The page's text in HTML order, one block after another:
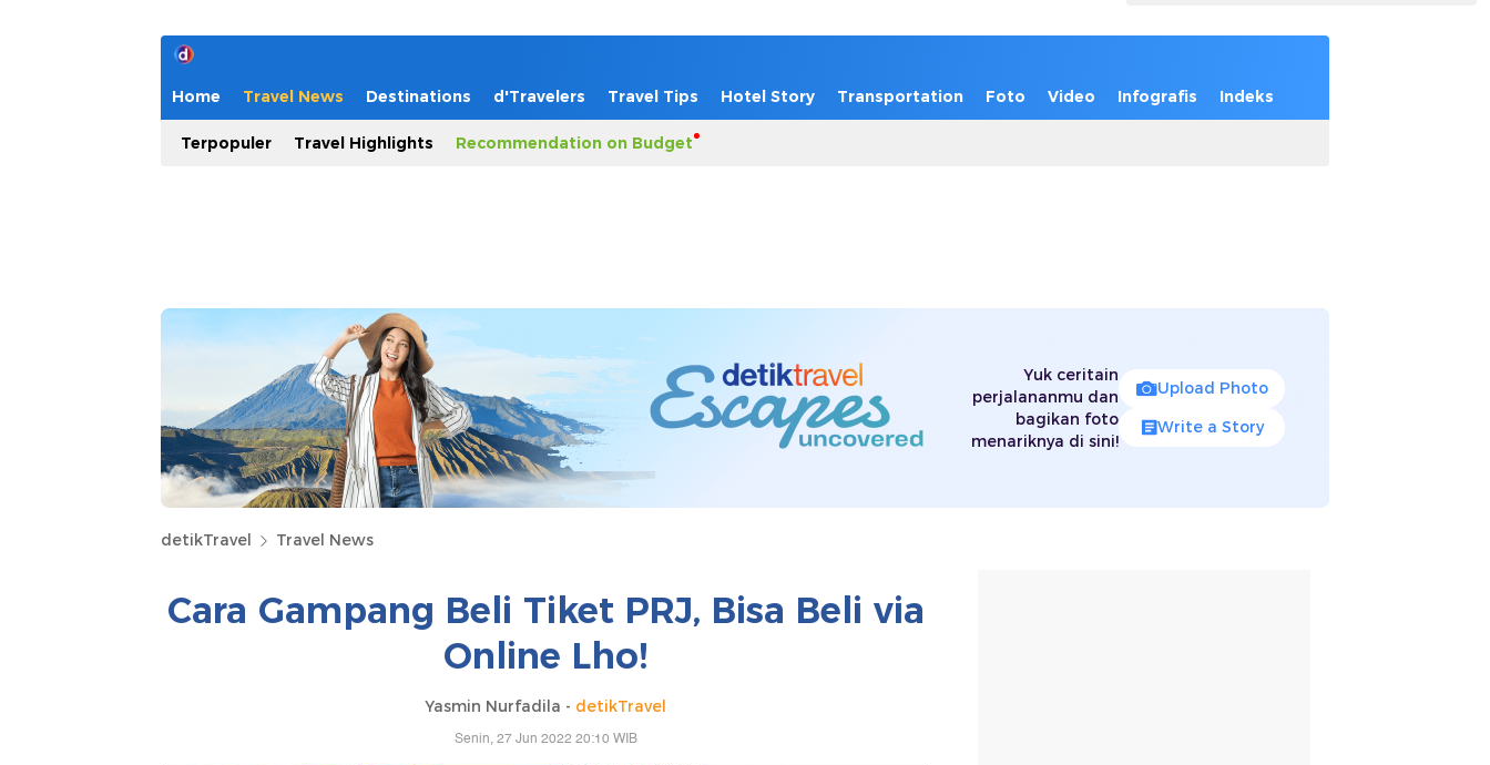
Home Travel News Destinations d'Travelers Travel Tips Hotel Story Transportation Foto Video Infografis Indeks
Terpopuler Travel Highlights Recommendation on Budget
Yuk ceritain
perjalananmu dan
bagikan foto
menariknya di sini!
Upload Photo
Write a Story
detikTravel Travel News
Cara Gampang Beli Tiket PRJ, Bisa Beli via
Online Lho!
Yasmin Nurfadila - detikTravel
Senin, 27 Jun 2022 20:10 WIB